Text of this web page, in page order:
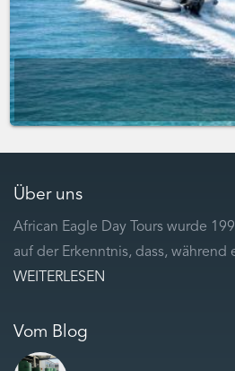
Über uns
African Eagle Day Tours wurde
auf der Erkenntnis, dass, während
WEITERLESEN
Vom Blog